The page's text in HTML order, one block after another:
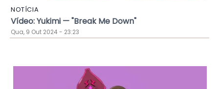
NOTÍCIA
Vídeo: Yukimi — "Break Me Down"
Qua, 9 Out 2024 - 23:23